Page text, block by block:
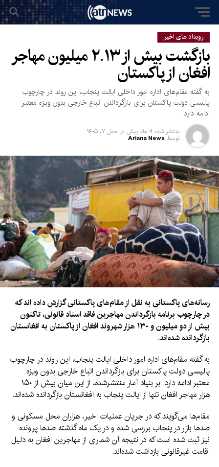
رویداد های اخیر
بازگشت بیش از ۲.۱۳ میلیون مهاجر
افغان از پاکستان
به گفته مقام‌های اداره امور داخلی ایالت پنجاب، این روند در چارچوب
پالیسی دولت پاکستان برای بازگرداندن اتباع خارجی بدون ویزه معتبر
ادامه دارد.
منتشر شده 4 ماه پیش در حمل ۷, ۱۴۰۵
توسط Ariana News
رسانه‌های پاکستانی به نقل از مقام‌های پاکستانی گزارش داده اند که
در چارچوب برنامه بازگرداندن مهاجرین فاقد اسناد قانونی، تاکنون
بیش از دو میلیون و ۱۳۰ هزار شهروند افغان از پاکستان به افغانستان
بازگردانده شده‌اند.
به گفته مقام‌های اداره امور داخلی ایالت پنجاب، این روند در چارچوب
پالیسی دولت پاکستان برای بازگرداندن اتباع خارجی بدون ویزه
معتبر ادامه دارد. بر بنیاد آمار منتشرشده، از این میان بیش از ۱۵۰
هزار مهاجر افغان تنها از ایالت پنجاب به افغانستان بازگردانده شده‌اند.
مقام‌ها می‌گویند که در جریان عملیات اخیر، هزاران محل مسکونی و
صدها بازار در پنجاب بررسی شده و در یک ماه گذشته صدها پرونده
نیز ثبت شده است که در نتیجه آن شماری از مهاجرین افغان به دلیل
اقامت غیرقانونی بازداشت شده‌اند.